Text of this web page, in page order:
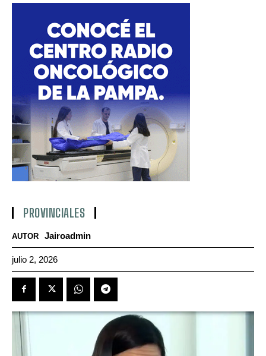
PROVINCIALES
AUTOR Jairoadmin
julio 2, 2026